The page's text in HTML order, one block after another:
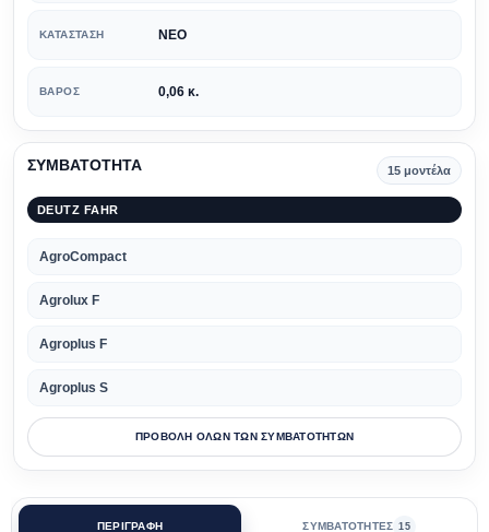
ΚΑΤΆΣΤΑΣΗ ΝΕΟ
ΒΆΡΟΣ 0,06 κ.
ΣΥΜΒΑΤΟΤΗΤΑ 15 μοντέλα
DEUTZ FAHR
AgroCompact
Agrolux F
Agroplus F
Agroplus S
ΠΡΟΒΟΛΗ ΟΛΩΝ ΤΩΝ ΣΥΜΒΑΤΟΤΗΤΩΝ
ΠΕΡΙΓΡΑΦΗ ΣΥΜΒΑΤΟΤΗΤΕΣ 15